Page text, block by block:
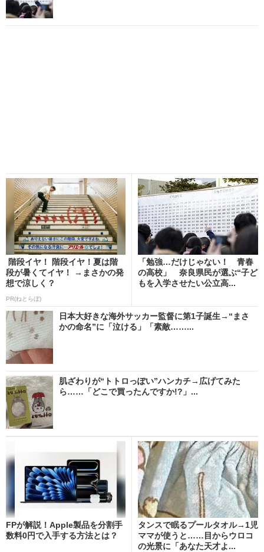
階段イヤ！ 階段イヤ！夏は階
段が暑くてイヤ！ →まさかの発
想で涼しく？
PR(ねとらぼ)
「勉強…だけじゃない！ 青春
の高校」 奈良県民が選ぶ“子ど
もを入学させたい公立高...
日本大好きな海外サッカー監督に第1子誕生→“まさ
かの命名”に「泣ける」「素敵……...
肌ざわりが“トトロっぽい”ハンカチ→広げてみた
ら……「どこで買ったんですか!?」...
FPが解説！Apple製品を分割手
数料0円で入手する方法とは？
タンスで眠るプールタオル→1児
ママが使うと……目からウロコ
の光景に「あなた天才よ...